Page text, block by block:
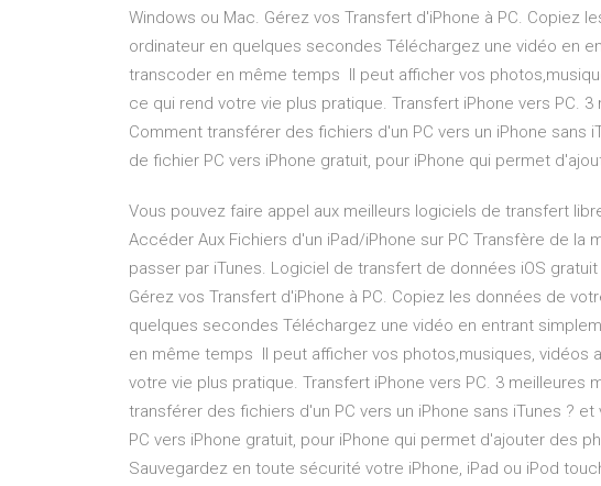
Windows ou Mac. Gérez vos Transfert d'iPhone à PC. Copiez
ordinateur en quelques secondes Téléchargez une vidéo en
transcoder en même temps Il peut afficher vos
ce qui rend votre vie plus pratique. Transfert iPhone vers PC.
Comment transférer des fichiers d'un PC vers un iPhone sans
de fichier PC vers iPhone gratuit, pour iPhone qui permet
Vous pouvez faire appel aux meilleurs logiciels de transfert
Accéder Aux Fichiers d'un iPad/iPhone sur PC Transfère de la
passer par iTunes. Logiciel de transfert de données iOS
Gérez vos Transfert d'iPhone à PC. Copiez les données de
quelques secondes Téléchargez une vidéo en entrant
en même temps Il peut afficher vos photos,musiques, vidéos
votre vie plus pratique. Transfert iPhone vers PC. 3
transférer des fichiers d'un PC vers un iPhone sans iTunes ?
PC vers iPhone gratuit, pour iPhone qui permet d'ajouter des
Sauvegardez en toute sécurité votre iPhone, iPad ou iPod